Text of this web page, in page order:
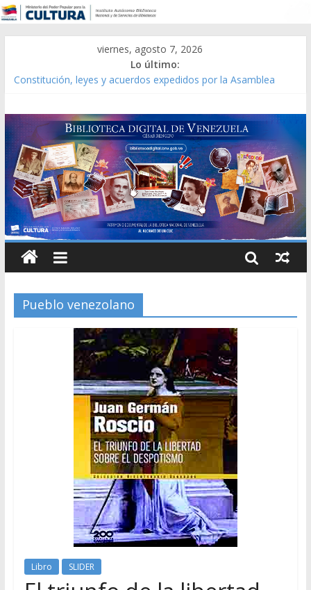
viernes, agosto 7, 2026
Lo último:
Constitución, leyes y acuerdos expedidos por la Asamblea
Modesta Bor Sánchez [material gráfico]
Gaceta Oficial de la República de Venezuela año CXXXIII Mes V,
Caracas 09 de marzo de 2006 N° 38.394
Catálogo temático de obras de Modesta Bor
Pueblo venezolano
Libro SLIDER